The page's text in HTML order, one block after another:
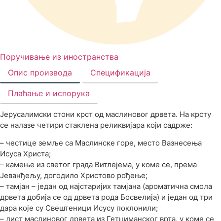
Поручивање из иностранства
Опис производа
Спецификација
Плаћање и испорука
Јерусалимски стони крст од маслиновог дрвета. На крсту
се налазе четири стаклена реликвијара који садрже:
– честице земље са Маслинске горе, место Вазнесења
Исуса Христа;
– камење из светог града Витлејема, у коме се, према
Јеванђељу, догодило Христово рођење;
– тамјан – један од најстаријих тамјана (ароматична смола
дрвета добија се од дрвета рода Босвелија) и један од три
дара које су Свештеници Исусу поклонили;
– лист маслиновог дрвета из Гетциманског врта, у коме се